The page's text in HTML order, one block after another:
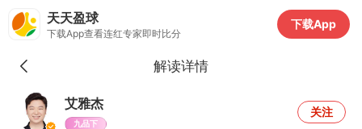
天天盈球
下载App查看连红专家即时比分
下载App
解读详情
艾雅杰
九品下
关注